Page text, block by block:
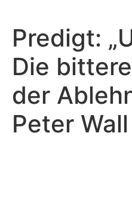
Predigt:
Die
der
Peter Wall